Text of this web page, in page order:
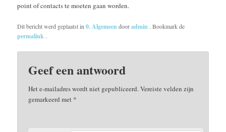
point of contacts te moeten gaan worden.
Dit bericht werd geplaatst in0. Algemeen dooradmin . Bookmark de
permalink .
Geef een antwoord
Het e-mailadres wordt niet gepubliceerd.Vereiste velden zijn
gemarkeerd met *